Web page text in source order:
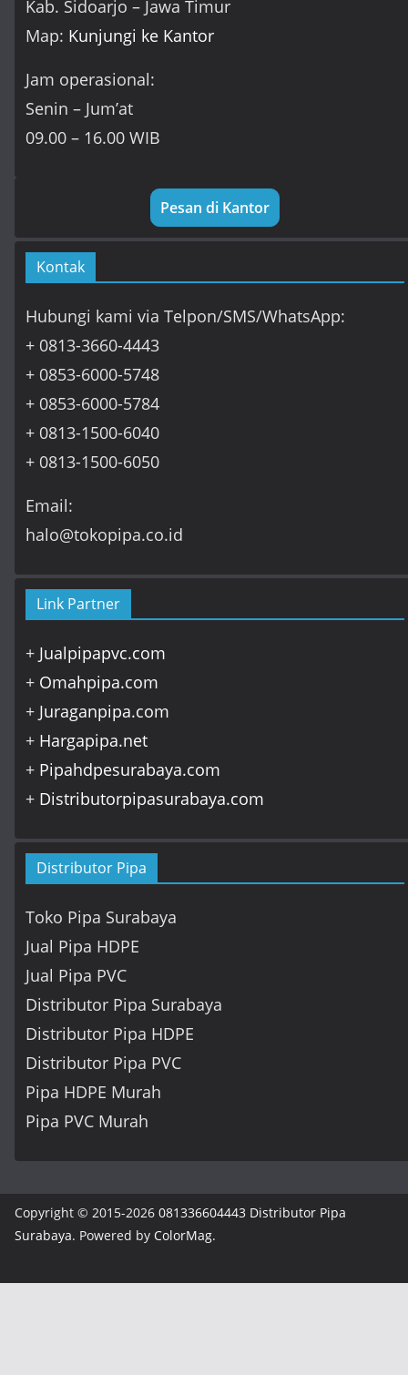
Kab. Sidoarjo – Jawa Timur
Map: Kunjungi ke Kantor
Jam operasional:
Senin – Jum’at
09.00 – 16.00 WIB
Pesan di Kantor
Kontak
Hubungi kami via Telpon/SMS/WhatsApp:
+ 0813-3660-4443
+ 0853-6000-5748
+ 0853-6000-5784
+ 0813-1500-6040
+ 0813-1500-6050
Email:
halo@tokopipa.co.id
Link Partner
+ Jualpipapvc.com
+ Omahpipa.com
+ Juraganpipa.com
+ Hargapipa.net
+ Pipahdpesurabaya.com
+ Distributorpipasurabaya.com
Distributor Pipa
Toko Pipa Surabaya
Jual Pipa HDPE
Jual Pipa PVC
Distributor Pipa Surabaya
Distributor Pipa HDPE
Distributor Pipa PVC
Pipa HDPE Murah
Pipa PVC Murah
Copyright © 2015-2026 081336604443 Distributor Pipa
Surabaya. Powered by ColorMag.